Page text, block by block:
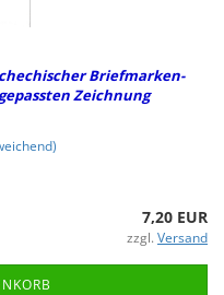
Brief­mar­ken­
Zeich­nung
7,20 EUR
zzgl. Versand